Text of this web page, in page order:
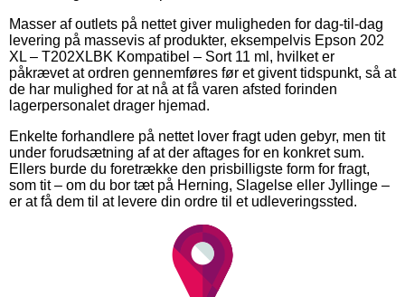
Masser af outlets på nettet giver muligheden for dag-til-dag
levering på massevis af produkter, eksempelvis Epson 202
XL – T202XLBK Kompatibel – Sort 11 ml, hvilket er
påkrævet at ordren gennemføres før et givent tidspunkt, så at
de har mulighed for at nå at få varen afsted forinden
lagerpersonalet drager hjemad.
Enkelte forhandlere på nettet lover fragt uden gebyr, men tit
under forudsætning af at der aftages for en konkret sum.
Ellers burde du foretrække den prisbilligste form for fragt,
som tit – om du bor tæt på Herning, Slagelse eller Jyllinge –
er at få dem til at levere din ordre til et udleveringssted.